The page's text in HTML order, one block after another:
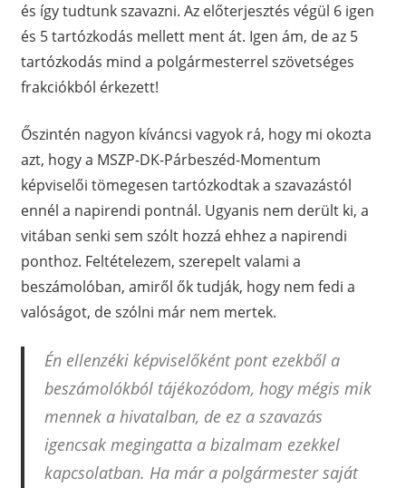
és így tudtunk szavazni. Az előterjesztés végül 6 igen
és 5 tartózkodás mellett ment át. Igen ám, de az 5
tartózkodás mind a polgármesterrel szövetséges
frakciókból érkezett!
Őszintén nagyon kíváncsi vagyok rá, hogy mi okozta
azt, hogy a MSZP-DK-Párbeszéd-Momentum
képviselői tömegesen tartózkodtak a szavazástól
ennél a napirendi pontnál. Ugyanis nem derült ki, a
vitában senki sem szólt hozzá ehhez a napirendi
ponthoz. Feltételezem, szerepelt valami a
beszámolóban, amiről ők tudják, hogy nem fedi a
valóságot, de szólni már nem mertek.
Én ellenzéki képviselőként pont ezekből a
beszámolókból tájékozódom, hogy mégis mik
mennek a hivatalban, de ez a szavazás
igencsak megingatta a bizalmam ezekkel
kapcsolatban. Ha már a polgármester saját